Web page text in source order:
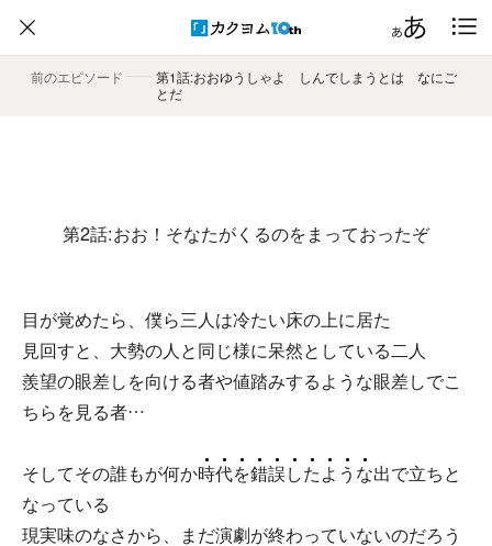
前のエピソード
――
第1話:おおゆうしゃよ しんでしまうとは なにご
とだ
第2話:おお！そなたがくるのをまっておったぞ
目が覚めたら、僕ら三人は冷たい床の上に居た
見回すと、大勢の人と同じ様に呆然としている二人
羨望の眼差しを向ける者や値踏みするような眼差しでこ
ちらを見る者…
そしてその誰もが何か時代を錯誤 した よ う な出で立ちと
なっている
現実味のなさから、まだ演劇が終わっていないのだろう